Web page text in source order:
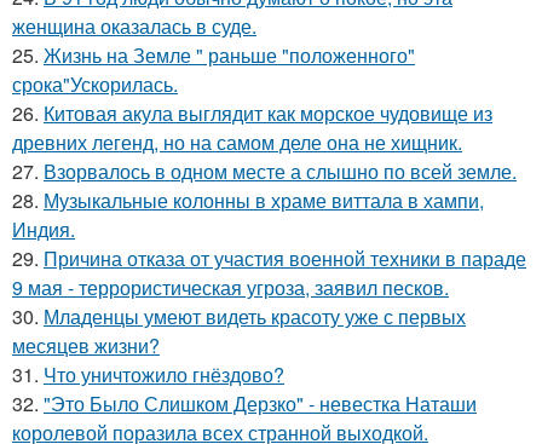
женщина оказалась в суде.
25. Жизнь на Земле " раньше "положенного"
срока"Ускорилась.
26. Китовая акула выглядит как морское чудовище из
древних легенд, но на самом деле она не хищник.
27. Взорвалось в одном месте а слышно по всей земле.
28. Музыкальные колонны в храме виттала в хампи,
Индия.
29. Причина отказа от участия военной техники в параде
9 мая - террористическая угроза, заявил песков.
30. Младенцы умеют видеть красоту уже с первых
месяцев жизни?
31. Что уничтожило гнёздово?
32. "Это Было Слишком Дерзко" - невестка Наташи
королевой поразила всех странной выходкой.